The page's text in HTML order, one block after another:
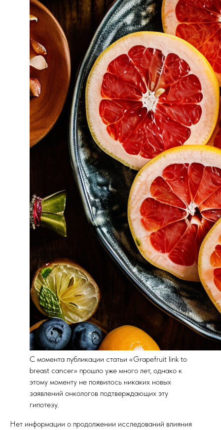
С момента публикации статьи «Grapefruit link to
breast cancer» прошло уже много лет, однако к
этому моменту не появилось никаких новых
заявлений онкологов подтверждающих эту
гипотезу.
Нет информации о продолжении исследований влияния